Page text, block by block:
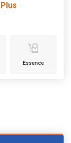
Plus
Essence